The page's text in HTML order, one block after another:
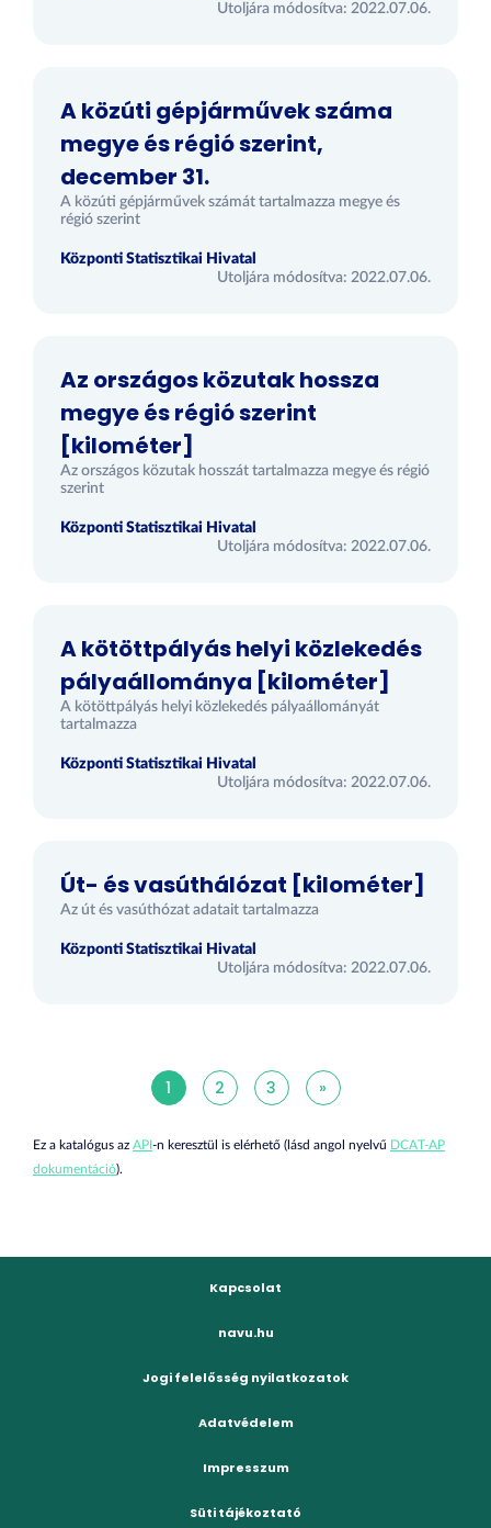
Utoljára módosítva: 2022.07.06.
A közúti gépjárművek száma
megye és régió szerint,
december 31.
A közúti gépjárművek számát tartalmazza megye és
régió szerint
Központi Statisztikai Hivatal
Utoljára módosítva: 2022.07.06.
Az országos közutak hossza
megye és régió szerint
[kilométer]
Az országos közutak hosszát tartalmazza megye és régió
szerint
Központi Statisztikai Hivatal
Utoljára módosítva: 2022.07.06.
A kötöttpályás helyi közlekedés
pályaállománya [kilométer]
A kötöttpályás helyi közlekedés pályaállományát
tartalmazza
Központi Statisztikai Hivatal
Utoljára módosítva: 2022.07.06.
Út- és vasúthálózat [kilométer]
Az út és vasúthózat adatait tartalmazza
Központi Statisztikai Hivatal
Utoljára módosítva: 2022.07.06.
1 2 3 »
Ez a katalógus az API-n keresztül is elérhető (lásd angol nyelvű DCAT-AP
dokumentáció).
Kapcsolat
navu.hu
Jogi felelősség nyilatkozatok
Adatvédelem
Impresszum
Süti tájékoztató